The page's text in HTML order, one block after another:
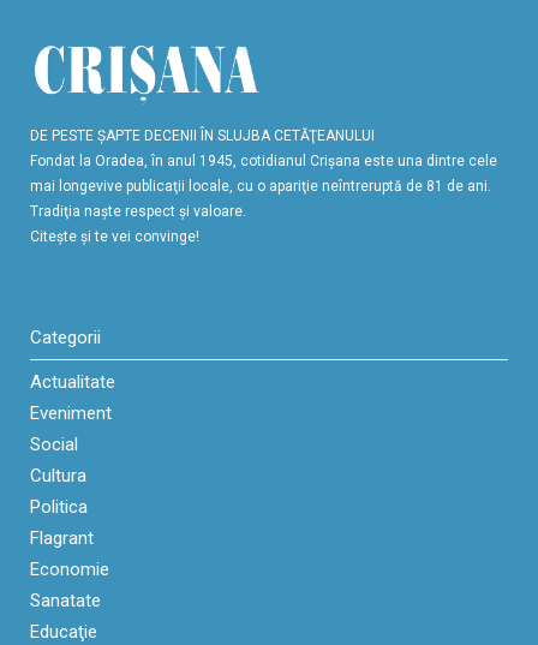
DE PESTE ŞAPTE DECENII ÎN SLUJBA CETĂŢEANULUI
Fondat la Oradea, în anul 1945, cotidianul Crişana este una dintre cele
mai longevive publicaţii locale, cu o apariţie neîntreruptă de 81 de ani.
Tradiţia naşte respect şi valoare.
Citeşte şi te vei convinge!
Categorii
Actualitate
Eveniment
Social
Cultura
Politica
Flagrant
Economie
Sanatate
Educaţie